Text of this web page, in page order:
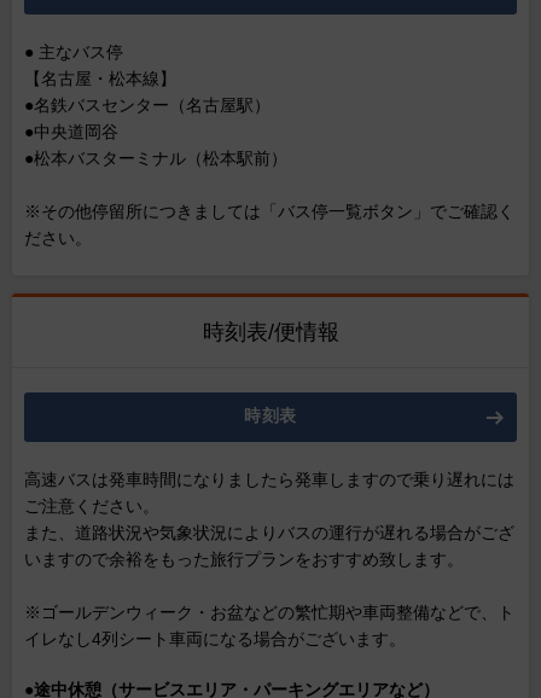
● 主なバス停
【名古屋・松本線】
●名鉄バスセンター（名古屋駅）
●中央道岡谷
●松本バスターミナル（松本駅前）
※その他停留所につきましては「バス停一覧ボタン」でご確認く
ださい。
時刻表/便情報
時刻表
高速バスは発車時間になりましたら発車しますので乗り遅れには
ご注意ください。
また、道路状況や気象状況によりバスの運行が遅れる場合がござ
いますので余裕をもった旅行プランをおすすめ致します。
※ゴールデンウィーク・お盆などの繁忙期や車両整備などで、ト
イレなし4列シート車両になる場合がございます。
●途中休憩（サービスエリア・パーキングエリアなど）